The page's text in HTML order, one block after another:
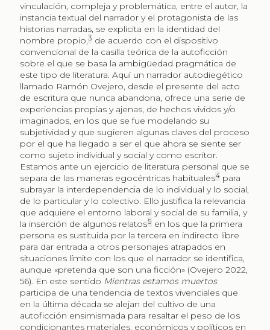
vinculación, compleja y problemática, entre el autor, la
instancia textual del narrador y el protagonista de las
historias narradas, se explicita en la identidad del
nombre propio,3 de acuerdo con el dispositivo
convencional de la casilla teórica de la autoficción
sobre el que se basa la ambigüedad pragmática de
este tipo de literatura. Aquí un narrador autodiegético
llamado Ramón Ovejero, desde el presente del acto
de escritura que nunca abandona, ofrece una serie de
experiencias propias y ajenas, de hechos vividos y/o
imaginados, en los que se fue modelando su
subjetividad y que sugieren algunas claves del proceso
por el que ha llegado a ser el que ahora se siente ser
como sujeto individual y social y como escritor.
Estamos ante un ejercicio de literatura personal que se
separa de las maneras egocéntricas habituales4para
subrayar la interdependencia de lo individual y lo social,
de lo particular y lo colectivo. Ello justifica la relevancia
que adquiere el entorno laboral y social de su familia, y
la inserción de algunos relatos5 en los que la primera
persona es sustituida por la tercera en indirecto libre
para dar entrada a otros personajes atrapados en
situaciones límite con los que el narrador se identifica,
aunque «pretenda que son una ficción» (Ovejero 2022,
56). En este sentido Mientras estamos muertos
participa de una tendencia de textos vivenciales que
en la última década se alejan del cultivo de una
autoficción ensimismada para resaltar el peso de los
condicionantes materiales, económicos y políticos en